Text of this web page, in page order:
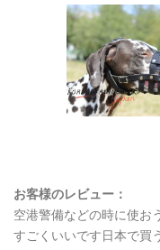
お客様のレビュー：
空港警備などの時に使お
すごくいいです日本で買